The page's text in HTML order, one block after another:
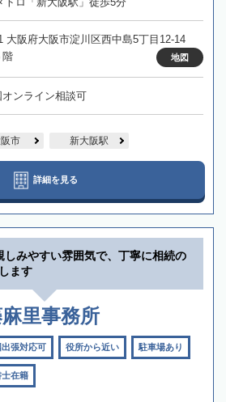
大阪府大阪市淀川区西中島5丁目12-14
階
地図
ンライン相談可
市 新大阪駅
詳細を見る
しみやすい雰囲気で、丁寧に相続の
ます
里事務所
出張対応可 役所から近い 駐車場あり
在籍